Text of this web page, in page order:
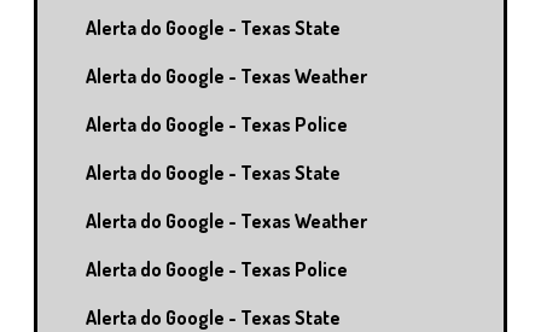
Alerta do Google - Texas State
Alerta do Google - Texas Weather
Alerta do Google - Texas Police
Alerta do Google - Texas State
Alerta do Google - Texas Weather
Alerta do Google - Texas Police
Alerta do Google - Texas State